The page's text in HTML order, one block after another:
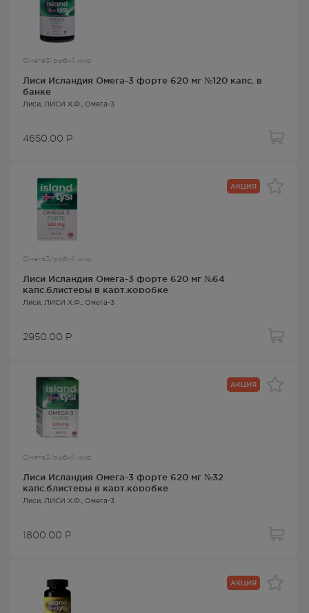
Омега3/рыбий жир
Лиси Исландия Омега-3 форте 620 мг №120 капс. в
банке
Лиси , ЛИСИ Х.Ф., Омега-3
4650.00 Р
АКЦИЯ
Омега3/рыбий жир
Лиси Исландия Омега-3 форте 620 мг №64
капс.блистеры в карт.коробке
Лиси , ЛИСИ Х.Ф., Омега-3
2950.00 Р
АКЦИЯ
Омега3/рыбий жир
Лиси Исландия Омега-3 форте 620 мг №32
капс.блистеры в карт.коробке
Лиси , ЛИСИ Х.Ф., Омега-3
1800.00 Р
АКЦИЯ